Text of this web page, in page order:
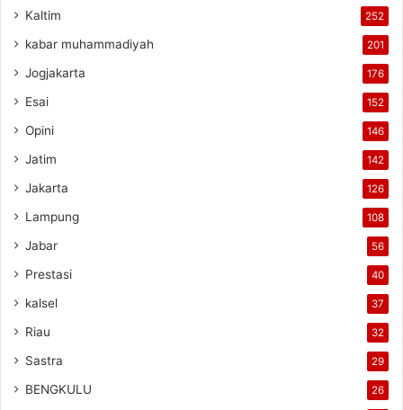
Kaltim 252
kabar muhammadiyah 201
Jogjakarta 176
Esai 152
Opini 146
Jatim 142
Jakarta 126
Lampung 108
Jabar 56
Prestasi 40
kalsel 37
Riau 32
Sastra 29
BENGKULU 26